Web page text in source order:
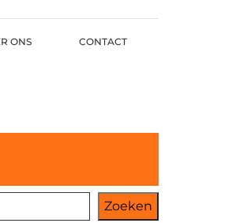
ONS CONTACT
Zoeken